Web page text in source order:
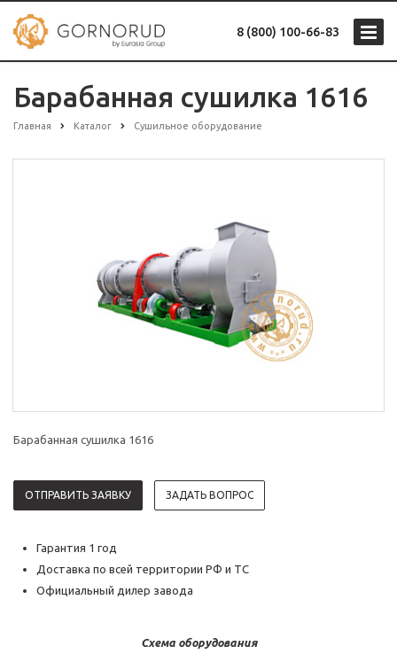
8 (800) 100-66-83
Барабанная сушилка 1616
Главная Каталог Сушильное оборудование
Барабанная сушилка 1616
ОТПРАВИТЬ ЗАЯВКУ ЗАДАТЬ ВОПРОС
Гарантия 1 год
Доставка по всей территории РФ и ТС
Официальный дилер завода
Схема оборудования